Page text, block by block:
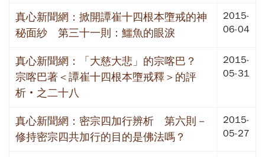
真心新聞網：掀開譚崔十四根本墮戒的神
秘面紗 第三十一則：鱷魚的眼淚
2015-
06-04
真心新聞網：「大慈大悲」的宗喀巴？
宗喀巴著＜譚崔十四根本墮戒釋＞的評
析‧之二十八
2015-
05-31
真心新聞網：密宗四加行辨析 第六則－
修持密宗四共加行的目的是佛法嗎？
2015-
05-27